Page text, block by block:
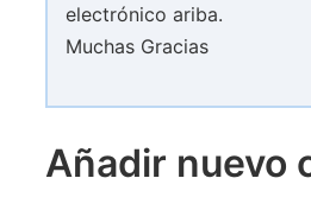
electrónico ariba.
Muchas Gracias
Añadir nuevo